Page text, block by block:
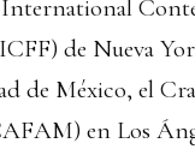
International
de Nueva
de México, el
en Los